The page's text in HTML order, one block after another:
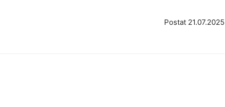
Postat 21.07.2025